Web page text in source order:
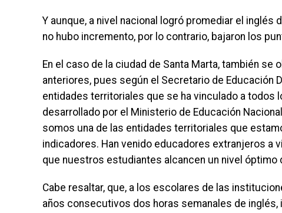
Y aunque, a nivel nacional logró promediar el inglés
no hubo incremento, por lo contrario, bajaron los
En el caso de la ciudad de Santa Marta, también
anteriores, pues según el Secretario de Educación
entidades territoriales que se ha vinculado a todos
desarrollado por el Ministerio de Educación
somos una de las entidades territoriales que
indicadores. Han venido educadores extranjeros a
que nuestros estudiantes alcancen un nivel óptimo
Cabe resaltar, que, a los escolares de las
años consecutivos dos horas semanales de